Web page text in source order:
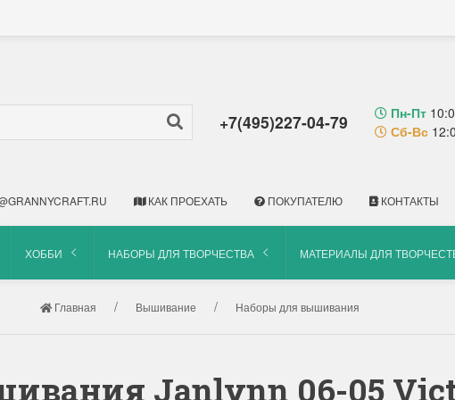
+7(495)227-04-79 Пн-Пт
Сб-Вс
КАК ПРОЕХАТЬ ПОКУПАТЕЛЮ КОНТАКТЫ
ХОББИ НАБОРЫ ДЛЯ ТВОРЧЕСТВА МАТЕРИАЛЫ ДЛЯ
Главная Вышивание Наборы для вышивания
Janlynn 06-05